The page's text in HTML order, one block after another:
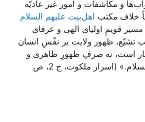
و مکاشفات و امور غیر عادیّه
خلاف مکتب اهل‌بیت علیهم السلام
قویمِ اولیای الهی و عرفای
تشیّع، ظهور ولایت بر نفْسِ انسان
است، نه صرفِ ظهورِ ظاهری و
صوریِ امام علیه السلام.» (اسرار ملکوت، ج 2، ص